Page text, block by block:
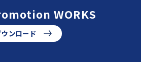
WORKS
ンロード